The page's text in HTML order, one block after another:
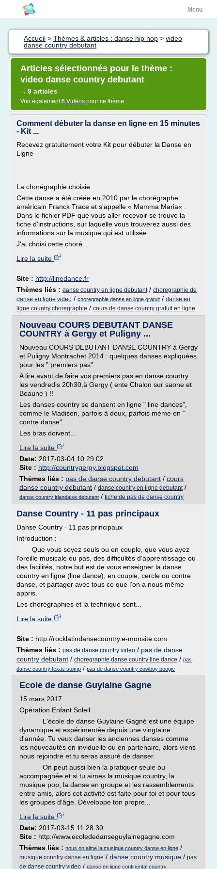
Menu
Accueil > Thèmes & articles : danse hip hop > video
danse country debutant
Articles sélectionnés pour le thème :
video danse country debutant
→ 9 articles
Voir également6 Vidéos pour ce thème
Comment débuter la danse en ligne en 15 minutes
- Kit ...
Recevez gratuitement votre Kit pour débuter la Danse en
Ligne
La chorégraphie choisie
Cette danse a été créée en 2010 par le chorégraphe
américain Franck Trace et s'appelle « Mamma Maria« .
Dans le fichier PDF que vous aller recevoir se trouve la
fiche d'instructions, sur laquelle vous trouverez aussi des
informations sur la musique qui est utilisée.
J'ai choisi cette choré...
Lire la suite
Site : http://linedance.fr
Thèmes liés : danse country en ligne debutant/ choregraphie de
danse en ligne video / choregraphie danse en ligne gratuit / danse en
ligne country choregraphie / cours de danse country gratuit en ligne
Nouveau COURS DEBUTANT DANSE
COUNTRY à Gergy et Puligny ...
Nouveau COURS DEBUTANT DANSE COUNTRY à Gergy
et Puligny Montrachet 2014 : quelques danses expliquées
pour les " premiers pas"
A lire avant de faire vos premiers pas en danse country
les vendredis 20h30,à Gergy ( ente Chalon sur saone et
Beaune ) !!
Les danses country se dansent en ligne " line dances",
comme le Madison, parfois à deux, parfois méme en "
contre danse"...
Les bras doivent...
Lire la suite
Date: 2017-03-04 10:29:02
Site : http://countrygergy.blogspot.com
Thèmes liés : pas de danse country debutant / cours
danse country debutant / danse country en ligne debutant/
danse country irlandaise debutant / fiche de pas de danse country
Danse Country - 11 pas principaux
Danse Country - 11 pas principaux
Introduction :
Que vous soyez seuls ou en couple, que vous ayez
l'oreille musicale ou pas, des difficultés d'apprentissage ou
des facilités, notre but est de vous enseigner la danse
country en ligne (line dance), en couple, cercle ou contre
danse, et partager avec tous ce que l'on a nous même
appris.
Les chorégraphies et la technique sont...
Lire la suite
Site : http://rocklatindansecountry.e-monsite.com
Thèmes liés : pas de danse country video / pas de danse
country debutant / choregraphie danse country line dance / pas
danse country texas stomp / pas de danse country cowboy boogie
Ecole de danse Guylaine Gagne
15 mars 2017
Opération Enfant Soleil
L'école de danse Guylaine Gagné est une équipe
dynamique et expérimentée depuis une vingtaine
d'année. Tu veux danser les anciennes danses comme
les nouveautés en inviduelle ou en partenaire, alors viens
nous rejoindre et tu seras assuré de danser.
On peut aussi bien la pratiquer seule ou
accompagnée et si tu aimes la musique country, la
musique pop, la danse en groupe et les rassemblements
entre amis, alors cet activité est faite pour toi et pour tous
les groupes d'âge. Développe ton propre...
Lire la suite
Date: 2017-03-15 11:28:30
Site : http://www.ecolededanseguylainegagne.com
Thèmes liés : nous on aime la musique country danse en ligne /
musique country danse en ligne / danse country musique / pas
de danse country video / danse en ligne continental country